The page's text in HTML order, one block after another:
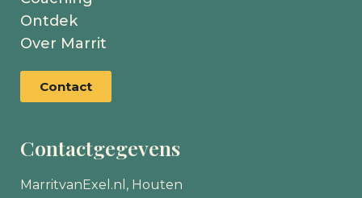
Ontdek
Over Marrit
Contact
Contactgegevens
MarritvanExel.nl, Houten